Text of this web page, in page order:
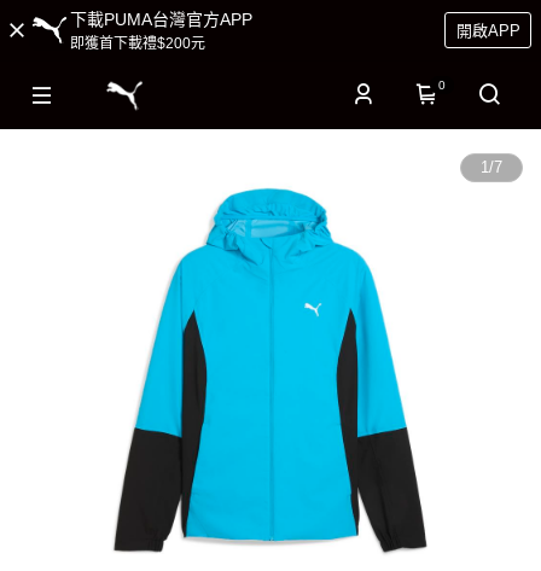
下載PUMA台灣官方APP
即獲首下載禮$200元
開啟APP
0
1/7